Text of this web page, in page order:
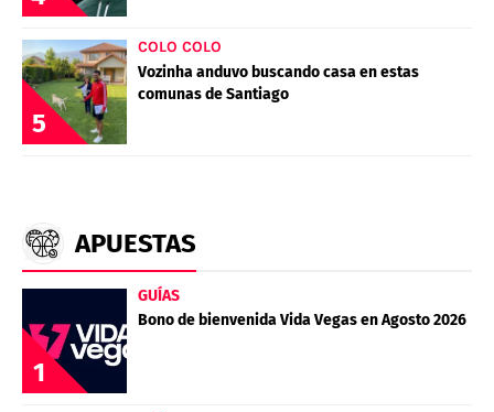
5
COLO COLO
Vozinha anduvo buscando casa en estas
comunas de Santiago
APUESTAS
1
GUÍAS
Bono de bienvenida Vida Vegas en Agosto 2026